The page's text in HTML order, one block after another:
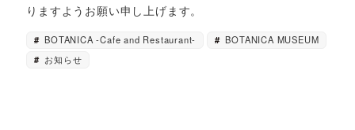
りますようお願い申し上げます。
BOTANICA -Cafe and Restaurant-
BOTANICA MUSEUM
お知らせ